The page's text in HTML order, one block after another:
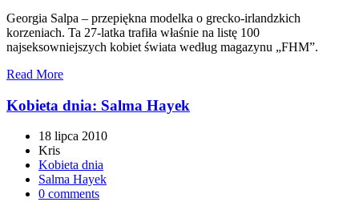
Georgia Salpa – przepiękna modelka o grecko-irlandzkich
korzeniach. Ta 27-latka trafiła właśnie na listę 100
najseksowniejszych kobiet świata według magazynu „FHM”.
Read More
Kobieta dnia: Salma Hayek
18 lipca 2010
Kris
Kobieta dnia
Salma Hayek
0 comments